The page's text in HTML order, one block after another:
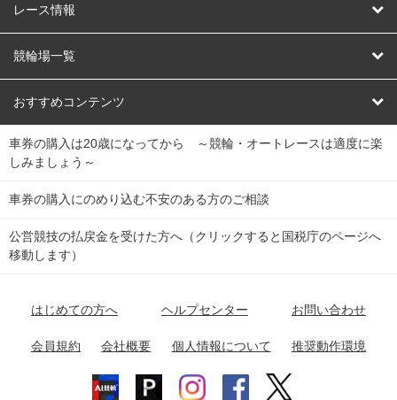
競輪
オートレース
競輪くじ
Dokanto!
チャリロトプラザ
レース情報
レース予想
レース結果
キャリーオーバー一覧
競輪場一覧
北日本 函館競輪場
関
東
弥彦競輪場 前橋競輪場 取手競輪場 宇都宮競輪場
関
東
小田原競輪場
名古屋競輪場 岐阜競輪場 大垣競輪場 豊橋競輪場
富山競輪場 松阪競輪場 四日市競輪場
福井競輪場 奈良競輪場 向日町競輪場
おすすめコンテンツ
競輪選手情報
Perfecta Navi
netkeirin
車券の購入は20歳になってから ～競輪・オートレースは適度に楽
しみましょう～
車券の購入にのめり込む不安のある方のご相談
公営競技の払戻金を受けた方へ（クリックすると国税庁のページへ
移動します）
はじめての方へ ヘルプセンター お問い合わせ
会員規約 会社概要 個人情報について 推奨動作環境